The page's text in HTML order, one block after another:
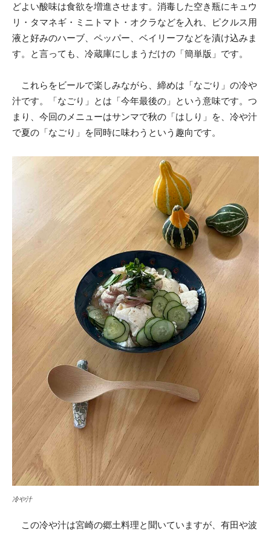
どよい酸味は食欲を増進させます。消毒した空き瓶にキュウ
リ・タマネギ・ミニトマト・オクラなどを入れ、ピクルス用
液と好みのハーブ、ペッパー、ベイリーフなどを漬け込みま
す。と言っても、冷蔵庫にしまうだけの「簡単版」です。
これらをビールで楽しみながら、締めは「なごり」の冷や
汁です。「なごり」とは「今年最後の」という意味です。つ
まり、今回のメニューはサンマで秋の「はしり」を、冷や汁
で夏の「なごり」を同時に味わうという趣向です。
冷や汁
この冷や汁は宮崎の郷土料理と聞いていますが、有田や波